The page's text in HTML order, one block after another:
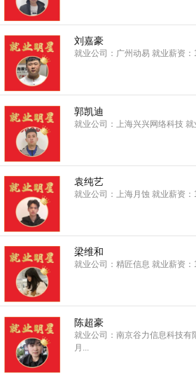
刘嘉豪
就业公司：广州动易 就业薪资
郭凯迪
就业公司：上海兴兴网络科技 就
袁纯艺
就业公司：上海月蚀 就业薪资
梁维和
就业公司：精匠信息 就业薪资
陈超豪
就业公司：南京谷力信息科技
月...